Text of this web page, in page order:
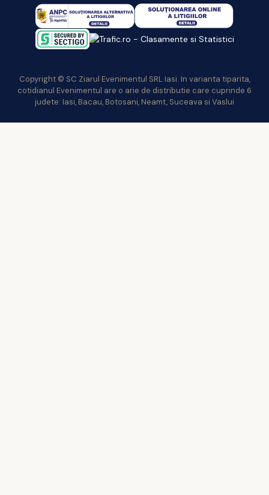
Copyright © SC Ziarul Evenimentul SRL Iasi. In varianta tiparita,
cotidianul Evenimentul are o arie de distributie care cuprinde 6
judete: Iasi, Bacau, Botosani, Neamt, Suceava si Vaslui